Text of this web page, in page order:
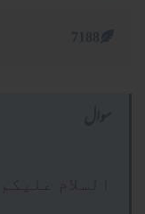
السلام